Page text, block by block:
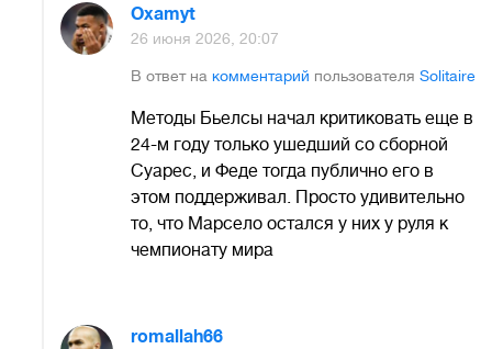
Oxamyt
26 июня 2026, 20:07
В ответ на комментарий пользователя Solitaire
Методы Бьелсы начал критиковать еще в
24-м году только ушедший со сборной
Суарес, и Феде тогда публично его в
этом поддерживал. Просто удивительно
то, что Марсело остался у них у руля к
чемпионату мира
romallah66